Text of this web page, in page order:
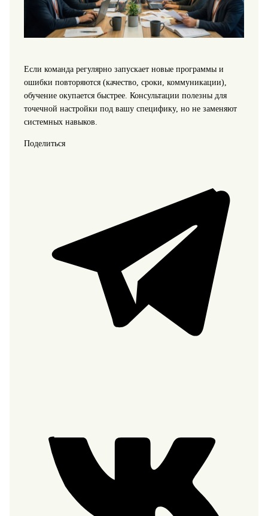
Если команда регулярно запускает новые программы и
ошибки повторяются (качество, сроки, коммуникации),
обучение окупается быстрее. Консультации полезны для
точечной настройки под вашу специфику, но не заменяют
системных навыков.
Поделиться